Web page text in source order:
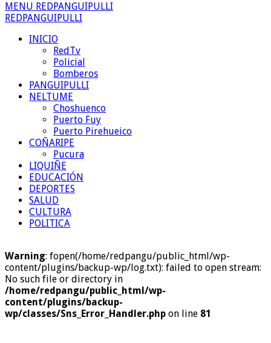
MENU REDPANGUIPULLI
REDPANGUIPULLI
INICIO
RedTv
Policial
Bomberos
PANGUIPULLI
NELTUME
Choshuenco
Puerto Fuy
Puerto Pirehueico
COÑARIPE
Pucura
LIQUIÑE
EDUCACIÓN
DEPORTES
SALUD
CULTURA
POLITICA
Warning: fopen(/home/redpangu/public_html/wp-
content/plugins/backup-wp/log.txt): failed to open stream:
No such file or directory in
/home/redpangu/public_html/wp-
content/plugins/backup-
wp/classes/Sns_Error_Handler.php on line 81